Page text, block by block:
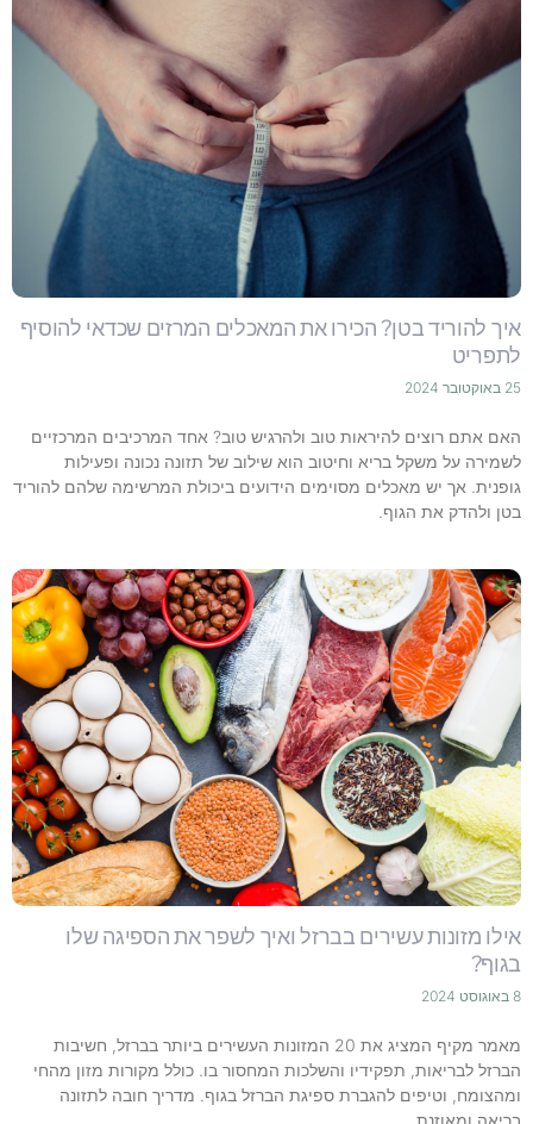
איך להוריד בטן? הכירו את המאכלים המרזים שכדאי להוסיף
לתפריט
25 באוקטובר 2024
האם אתם רוצים להיראות טוב ולהרגיש טוב? אחד המרכיבים המרכזיים
לשמירה על משקל בריא וחיטוב הוא שילוב של תזונה נכונה ופעילות
גופנית. אך יש מאכלים מסוימים הידועים ביכולת המרשימה שלהם להוריד
בטן ולהדק את הגוף.
אילו מזונות עשירים בברזל ואיך לשפר את הספיגה שלו
בגוף?
8 באוגוסט 2024
מאמר מקיף המציג את 20 המזונות העשירים ביותר בברזל, חשיבות
הברזל לבריאות, תפקידיו והשלכות המחסור בו. כולל מקורות מזון מהחי
ומהצומח, וטיפים להגברת ספיגת הברזל בגוף. מדריך חובה לתזונה
בריאה ומאוזנת.